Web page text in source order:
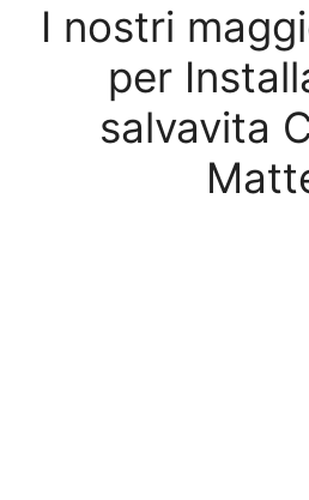
I nostri
per
salvavita